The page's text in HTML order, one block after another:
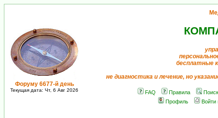
Форуму 6677-й день
Текущая дата: Чт, 6 Авг 2026
бесплатные
не диагностика и лечение, но
FAQ Правила
Поиск
Профиль
Войти